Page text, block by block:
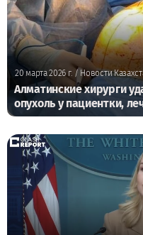
20 марта 2026 г. / Новости
Алматинские хирурги
опухоль у пациентки,